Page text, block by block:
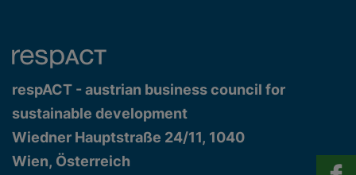
respACT - austrian business council for
sustainable development
Wiedner Hauptstraße 24/11, 1040
Wien, Österreich